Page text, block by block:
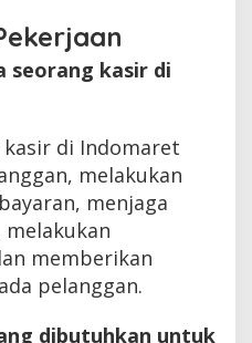
seorang kasir di
di Indomaret
melakukan
menjaga
melakukan
memberikan
pelanggan.
dibutuhkan untuk